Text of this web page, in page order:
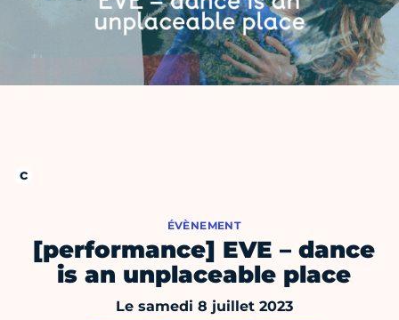
ÉVÈNEMENT
[performance] EVE – dance
is an unplaceable place
Le samedi 8 juillet 2023